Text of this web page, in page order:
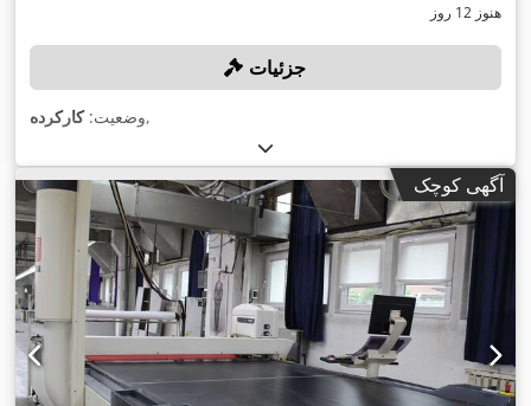
هنوز 12 روز
جزئیات
وضعیت:کارکرده ,
آگهی کوچک